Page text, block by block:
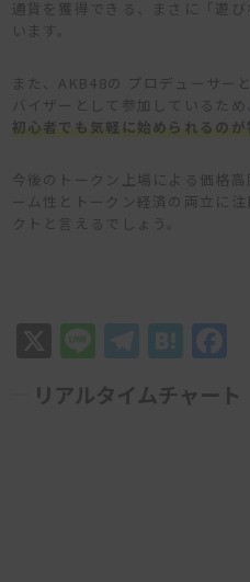
通貨を獲得できる、まさに「遊
います。
また、AKB48の プロデューサー
バイザーとして参加しているため
初心者でも気軽に始められるのが
今後のトークン上場による価格
ーム性とトークン経済の両立に
クトと言えるでしょう。
X Line
リアルタイムチャート